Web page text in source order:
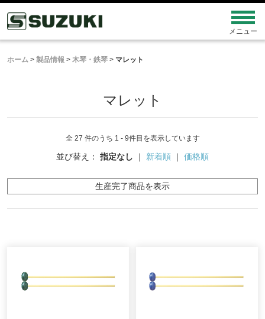
ホーム > 製品情報 > 木琴・鉄琴 > マレット
マレット
全 27 件のうち 1 - 9件目を表示しています
並び替え： 指定なし ｜ 新着順 ｜ 価格順
生産完了商品を表示